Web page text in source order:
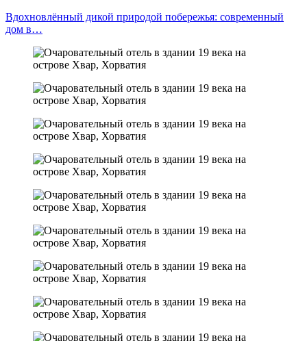
Вдохновлённый дикой природой побережья: современный
дом в…